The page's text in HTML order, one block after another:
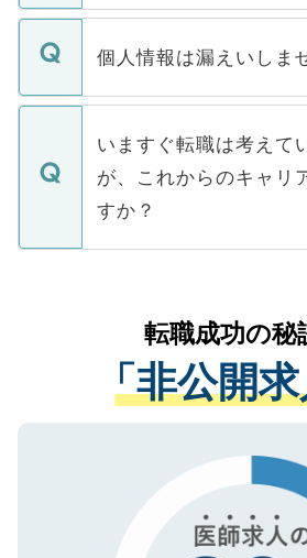
ません。
■応募殺到を避けるため
関を公にしてしまうと、
に、医療機関が求める条
みを人材紹介会社に依頼
ています。
転職・入職を強要するこ
ん。また、仮に応募先か
定を承諾する必要はあり
の辞退の連絡はキャリア
個人情報は漏えいしま
個人情報が漏えいするこ
で、ご安心ください。当
などで収集したご登録者
ご本人のキャリアアップ
支援を目的に使用いたし
ているすべての個人デー
は、個人情報の取り扱い
管理基準を満たした事業
る、プライバシーマーク
で、機密保持に関しても
いますぐ転職は考えて
が、これからのキャリ
すか？
かがいして、現在の医療
経験をまじえながら、適
させていただきます。す
ない方には、長期的なサ
ので、まずはご登録くだ
転職成功の秘
「非公開求